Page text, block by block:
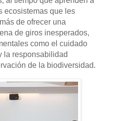
ecosistemas que les
de ofrecer una
de giros inesperados,
como el cuidado
la responsabilidad
de la biodiversidad.